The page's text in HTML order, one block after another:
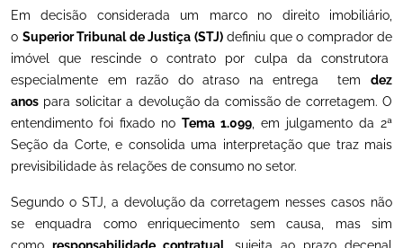
Em decisão considerada um marco no direito imobiliário,
o Superior Tribunal de Justiça (STJ)definiu que o comprador de
imóvel que rescinde o contrato por culpa da construtora
especialmente em razão do atraso na entrega tem dez
anos para solicitar a devolução da comissão de corretagem. O
entendimento foi fixado no Tema 1.099 , em julgamento da 2ª
Seção da Corte, e consolida uma interpretação que traz mais
previsibilidade às relações de consumo no setor.
Segundo o STJ, a devolução da corretagem nesses casos não
se enquadra como enriquecimento sem causa, mas sim
como responsabilidade contratual, sujeita ao prazo decenal